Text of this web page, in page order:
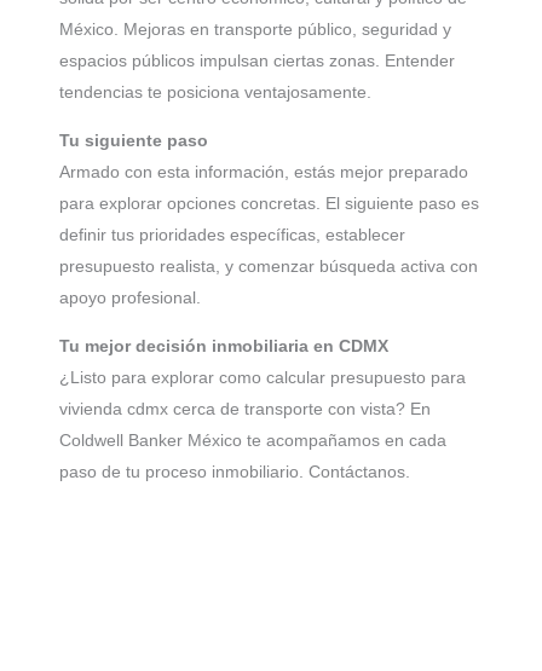
México. Mejoras en transporte público, seguridad y
espacios públicos impulsan ciertas zonas. Entender
tendencias te posiciona ventajosamente.
Tu siguiente paso
Armado con esta información, estás mejor preparado
para explorar opciones concretas. El siguiente paso es
definir tus prioridades específicas, establecer
presupuesto realista, y comenzar búsqueda activa con
apoyo profesional.
Tu mejor decisión inmobiliaria en CDMX
¿Listo para explorar como calcular presupuesto para
vivienda cdmx cerca de transporte con vista? En
Coldwell Banker México te acompañamos en cada
paso de tu proceso inmobiliario. Contáctanos.